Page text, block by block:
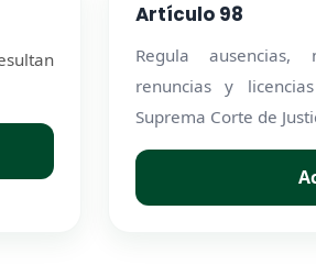
Artículo 98
Regula ausencias,
renuncias y
Suprema Corte de